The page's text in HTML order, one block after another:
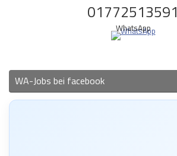
01772513591
WhatsApp
WA-Jobs bei facebook